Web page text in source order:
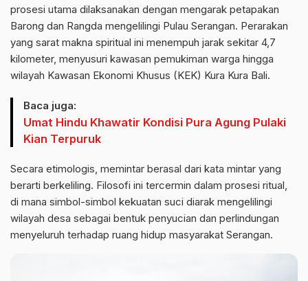
prosesi utama dilaksanakan dengan mengarak petapakan
Barong dan Rangda mengelilingi Pulau Serangan. Perarakan
yang sarat makna spiritual ini menempuh jarak sekitar 4,7
kilometer, menyusuri kawasan pemukiman warga hingga
wilayah Kawasan Ekonomi Khusus (KEK) Kura Kura Bali.
Baca juga:
Umat Hindu Khawatir Kondisi Pura Agung Pulaki
Kian Terpuruk
Secara etimologis, memintar berasal dari kata mintar yang
berarti berkeliling. Filosofi ini tercermin dalam prosesi ritual,
di mana simbol-simbol kekuatan suci diarak mengelilingi
wilayah desa sebagai bentuk penyucian dan perlindungan
menyeluruh terhadap ruang hidup masyarakat Serangan.